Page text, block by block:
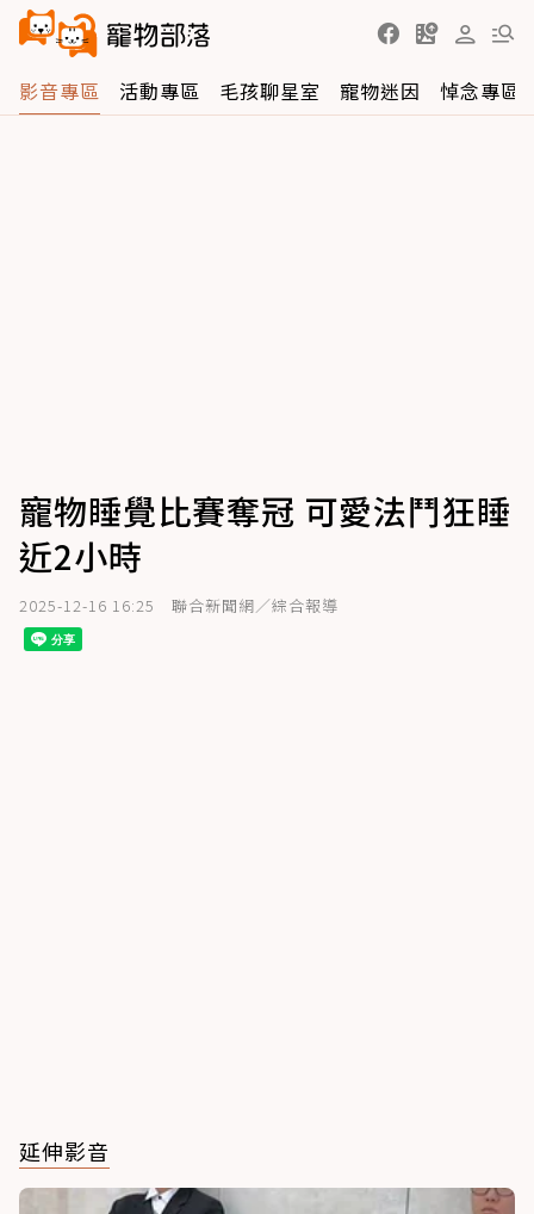
影音專區 活動專區 毛孩聊星室 寵物迷因 悼念專區
寵物睡覺比賽奪冠 可愛法鬥狂睡
近2小時
2025-12-16 16:25 聯合新聞網／綜合報導
延伸影音